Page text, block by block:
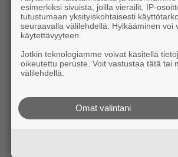
esimerkiksi sivuista, joilla vierailit, IP-
tutustumaan yksityiskohtaisesti
seuraavalla välilehdellä. Hylkääminen voi
käytettävyyteen.
Jotkin teknologiamme voivat käsitellä
oikeutettu peruste. Voit vastustaa tätä tai
välilehdellä.
Omat valintani